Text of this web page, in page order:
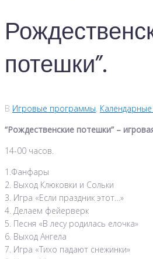
потешки”.
В Игровые программы,
“Рождественские потешки” –
14-00 часов.
1.Фанфары
2. Выход Клюковки и Сольки
3. Игра «Если праздник этот…»
4. Делаем фейерверк
5. Песня «В лесу родилась елочка»
6. Выход Ангела
7. Игра «Тихо падают снежинки»